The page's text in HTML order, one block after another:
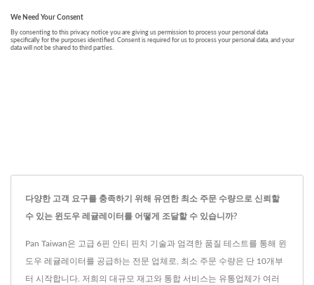
다양한 고객 요구를 충족하기 위해 유연한 최소 주문 수량으로 신뢰할
수 있는 윈도우 레귤레이터를 어떻게 조달할 수 있습니까?
Pan Taiwan은 고급 6핀 안티 핀치 기술과 엄격한 품질 테스트를 통해 윈
도우 레귤레이터를 공급하는 전문 업체로, 최소 주문 수량은 단 10개부
터 시작합니다. 저희의 대규모 재고와 통합 서비스는 유통업체가 여러